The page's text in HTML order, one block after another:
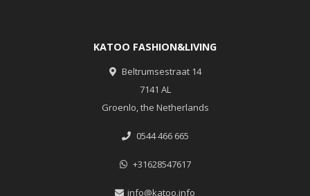
KATOO FASHION&LIVING
Beltrumsestraat 14
7141 AL
Groenlo, the Netherlands
0544 466 665
+31628547617
info@katoo.info